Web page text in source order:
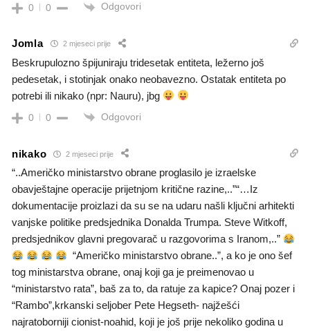
0 0 Odgovori
Jomla 2 mjeseci prije
Beskrupulozno špijuniraju tridesetak entiteta, ležerno još
pedesetak, i stotinjak onako neobavezno. Ostatak entiteta po
potrebi ili nikako (npr: Nauru), jbg
0 0 Odgovori
nikako 2 mjeseci prije
“..Američko ministarstvo obrane proglasilo je izraelske
obavještajne operacije prijetnjom kritične razine,..”“…Iz
dokumentacije proizlazi da su se na udaru našli ključni arhitekti
vanjske politike predsjednika Donalda Trumpa. Steve Witkoff,
predsjednikov glavni pregovarač u razgovorima s Iranom,..”
“Američko ministarstvo obrane..”, a ko je ono šef
tog ministarstva obrane, onaj koji ga je preimenovao u
“ministarstvo rata”, baš za to, da ratuje za kapice? Onaj pozer i
“Rambo”,krkanski seljober Pete Hegseth- najžešći
najratoborniji cionist-noahid, koji je još prije nekoliko godina u